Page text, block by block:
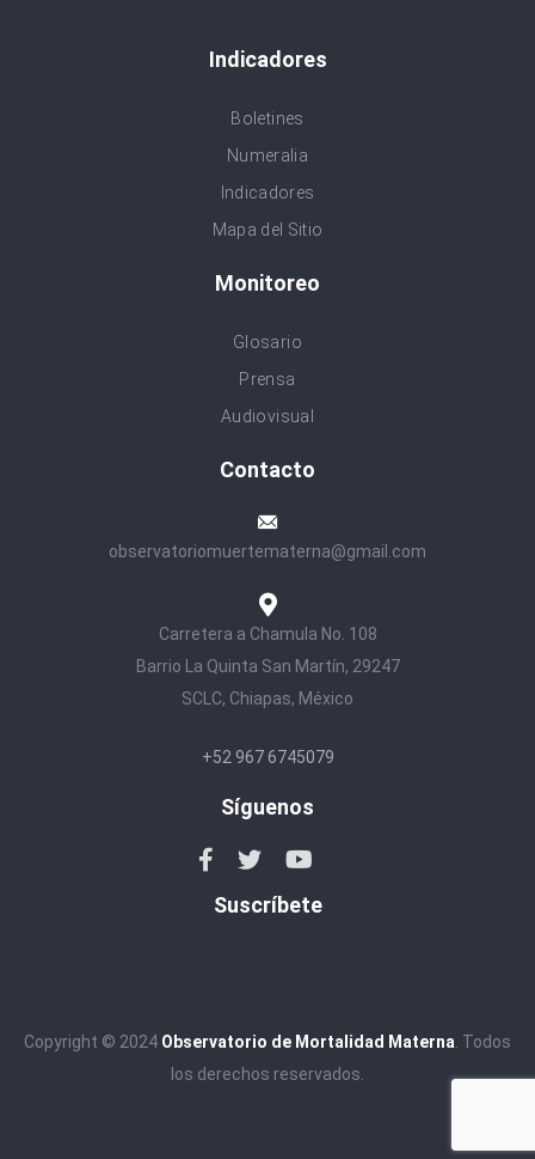
Indicadores
Boletines
Numeralia
Indicadores
Mapa del Sitio
Monitoreo
Glosario
Prensa
Audiovisual
Contacto
observatoriomuertematerna@gmail.com
Carretera a Chamula No. 108
Barrio La Quinta San Martín, 29247
SCLC, Chiapas, México
+52 967 6745079
Síguenos
Suscríbete
Copyright © 2024 Observatorio de Mortalidad Materna . Todos
los derechos reservados.